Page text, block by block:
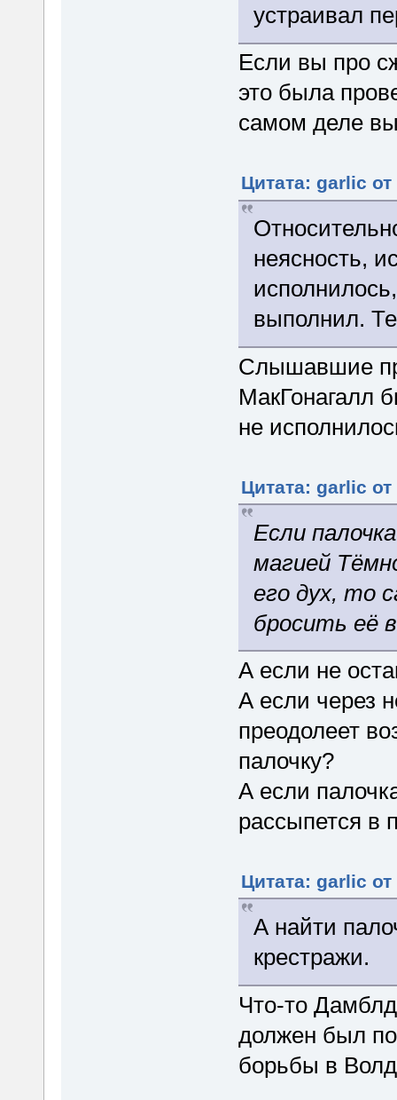
устраивал
Если вы про
это была
самом деле
Цитата: garlic от
неясность,
выполнил.
Слышавшие
МакГонагалл
не
Цитата: garlic от
Если
магией
его дух, то
бросить её
А если не
А если через
преодолеет
палочку?
А если
рассыпется в
Цитата: garlic от
А найти
крестражи.
Что-то
должен был
борьбы в